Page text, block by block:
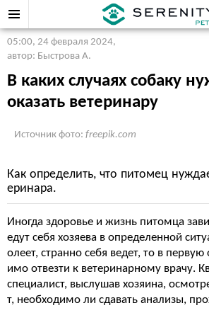
05:00, 24 февраля 2024,
автор: Быстрова А.
В каких случаях собаку
оказать ветеринару
Источник фото: freepik.com
Как определить, что питомец
еринара.
Иногда здоровье и жизнь питомца
едут себя хозяева в определенной
олеет, странно себя ведет, то в
имо отвезти к ветеринарному врачу.
специалист, выслушав хозяина,
т, необходимо ли сдавать анализы,